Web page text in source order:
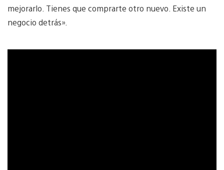
mejorarlo. Tienes que comprarte otro nuevo. Existe un
negocio detrás».